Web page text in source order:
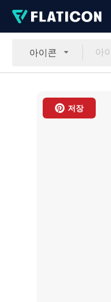
아이콘
저장